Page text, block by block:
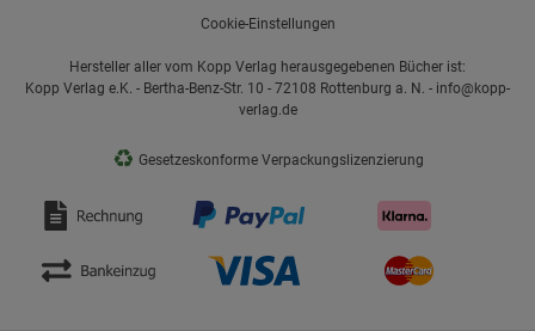
Cookie-Einstellungen
Hersteller aller vom Kopp Verlag herausgegebenen Bücher ist:
Kopp Verlag e.K. - Bertha-Benz-Str. 10 - 72108 Rottenburg a. N. - info@kopp-
verlag.de
♻ Gesetzeskonforme Verpackungslizenzierung